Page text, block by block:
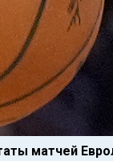
матчей